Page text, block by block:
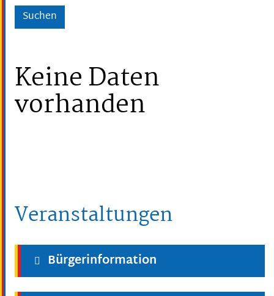
Keine Daten
vorhanden
Veranstaltungen
Bürgerinformation